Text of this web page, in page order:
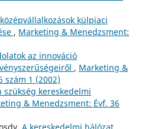
külpiaci
, Marketing & Menedzsment:
az innováció
, Marketing &
szám 1 (2002)
szükség kereskedelmi
& Menedzsment: Évf. 36